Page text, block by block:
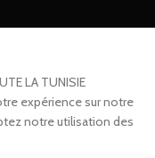
LA TUNISIE
expérience sur notre
notre utilisation des